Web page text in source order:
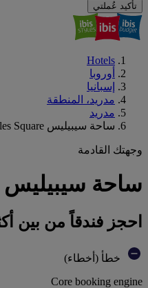
تأكيد عُملتي
Hotels
أوروبا
إسبانيا
مدريد، المنطقة
مدريد
ساحة سيبيليس Cibeles Square
وجهتك القادمة
ساحة سيبيليس Cibeles Square : احجز فندقك
احجز فندقاً من بين أكثر من 45 علامة تجارية فندقية
خطأ (أخطاء)
Core booking engine